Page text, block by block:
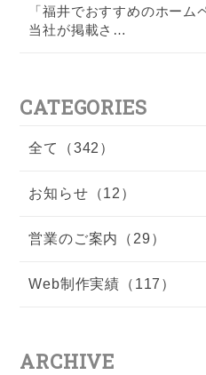
「福井でおすすめのホーム
当社が掲載さ…
CATEGORIES
全て（342）
お知らせ（12）
営業のご案内（29）
Web制作実績（117）
ARCHIVE